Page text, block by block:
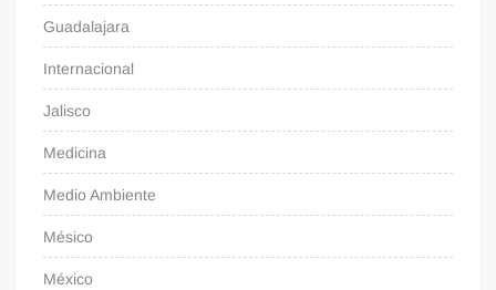
Guadalajara
Internacional
Jalisco
Medicina
Medio Ambiente
Mésico
México